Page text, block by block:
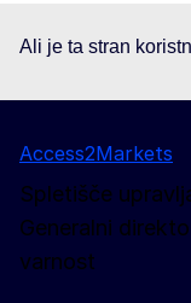
Ali je ta stran
Access2Markets
Spletišče
Generalni
varnost